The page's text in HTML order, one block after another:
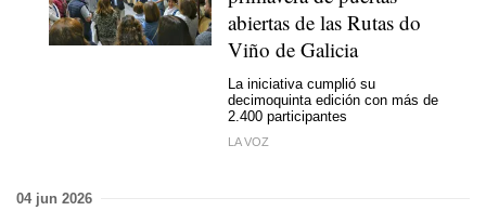
abiertas de las Rutas do
Viño de Galicia
La iniciativa cumplió su
decimoquinta edición con más de
2.400 participantes
LA VOZ
04 jun 2026